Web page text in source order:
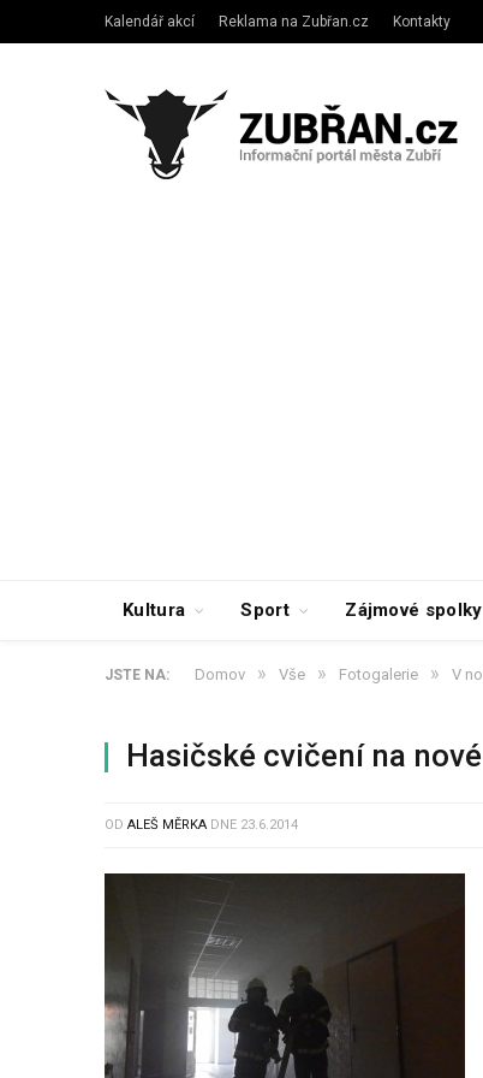
Kalendář akcí Reklama na Zubřan.cz Kontakty
Kultura Sport Zájmové spolky
JSTE NA: Domov » Vše » Fotogalerie » V
Hasičské cvičení na
OD ALEŠ MĚRKA DNE 23.6.2014